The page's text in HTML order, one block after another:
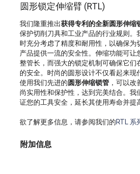
圆形锁定伸缩臂 (RTL)
我们隆重推出获得专利的全新圆形伸缩
保护切削刀具和工业产品的行业规则。
时充分考虑了精度和耐用性，以确保为
产品提供一流的安全性。伸缩功能可让
整管长，而强大的锁定机制可确保它们
的安全。时尚的圆形设计不仅看起来现
使用我们先进的圆形伸缩锁管 ，可以
尚实用性和保护性，达到完美结合。我
证您的工具安全，延长其使用寿命并提
欲了解更多信息，请参阅我们的RTL 系
附加信息